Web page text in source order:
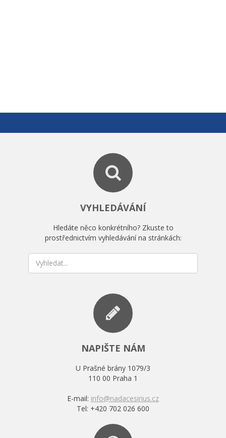
VYHLEDÁVÁNÍ
Hledáte něco konkrétního? Zkuste to
prostřednictvím vyhledávání na stránkách:
NAPIŠTE NÁM
U Prašné brány 1079/3
110 00 Praha 1
E-mail:
Tel: +420 702 026 600